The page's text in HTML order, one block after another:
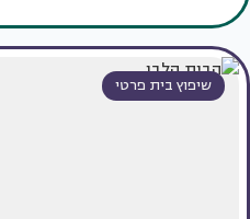
שיפוץ בית פרטי